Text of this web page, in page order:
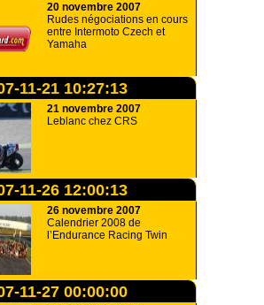
20 novembre 2007
Rudes négociations en cours
entre Intermoto Czech et
Yamaha
11-21 10:27:13
21 novembre 2007
Leblanc chez CRS
11-26 12:00:13
26 novembre 2007
Calendrier 2008 de
l’Endurance Racing Twin
11-27 00:00:00